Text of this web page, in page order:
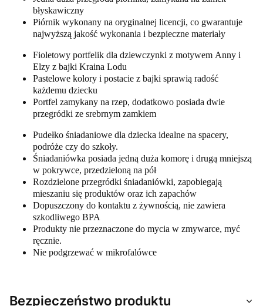
błyskawiczny
Piórnik wykonany na oryginalnej licencji, co gwarantuje
najwyższą jakość wykonania i bezpieczne materiały
Fioletowy portfelik dla dziewczynki z motywem Anny i
Elzy z bajki Kraina Lodu
Pastelowe kolory i postacie z bajki sprawią radość
każdemu dziecku
Portfel zamykany na rzep, dodatkowo posiada dwie
przegródki ze srebrnym zamkiem
Pudełko śniadaniowe dla dziecka idealne na spacery,
podróże czy do szkoły.
Śniadaniówka posiada jedną duża komorę i drugą mniejszą
w pokrywce, przedzieloną na pół
Rozdzielone przegródki śniadaniówki, zapobiegają
mieszaniu się produktów oraz ich zapachów
Dopuszczony do kontaktu z żywnością, nie zawiera
szkodliwego BPA
Produkty nie przeznaczone do mycia w zmywarce, myć
ręcznie.
Nie podgrzewać w mikrofalówce
Bezpieczeństwo produktu